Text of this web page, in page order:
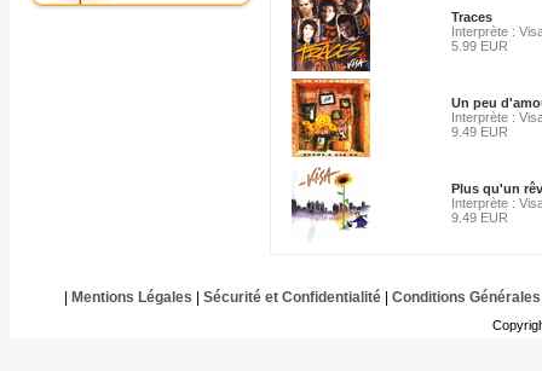
Traces
Interprète :
5.99 EUR
Un peu
Interprète :
9.49 EUR
Plus qu'un
Interprète :
9.49 EUR
Mentions Légales Sécurité et Confidentialité| Conditions Générales